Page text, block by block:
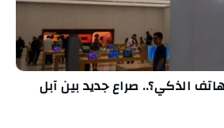
الذكي؟.. صراع جديد بين آبل